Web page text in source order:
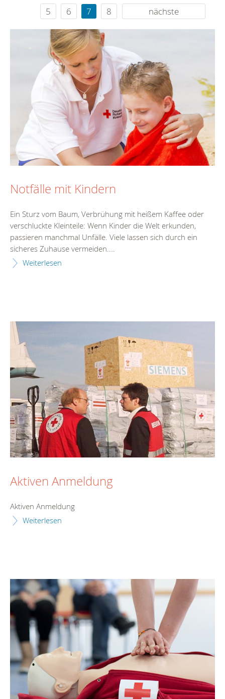
5
6 7 8 nächste
Notfälle mit Kindern
Ein Sturz vom Baum, Verbrühung mit heißem Kaffee oder
verschluckte Kleinteile: Wenn Kinder die Welt erkunden,
passieren manchmal Unfälle. Viele lassen sich durch ein
sicheres Zuhause vermeiden....
Weiterlesen
Aktiven Anmeldung
Aktiven Anmeldung
Weiterlesen